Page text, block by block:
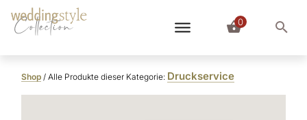
Collection 0
Shop / Alle Produkte dieser Kategorie: Druckservice